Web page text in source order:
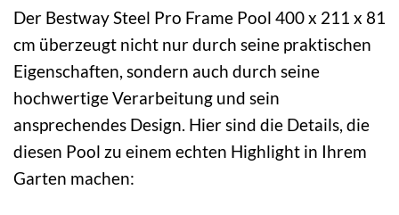
Der Bestway Steel Pro Frame Pool 400 x 211 x 81
cm überzeugt nicht nur durch seine praktischen
Eigenschaften, sondern auch durch seine
hochwertige Verarbeitung und sein
ansprechendes Design. Hier sind die Details, die
diesen Pool zu einem echten Highlight in Ihrem
Garten machen: